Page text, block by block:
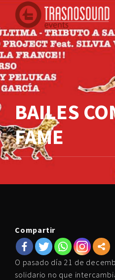
BAILES
FAME
Compartir
O pasado día 21 de
solidario no que